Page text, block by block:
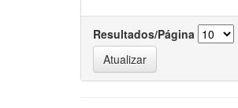
Resultados/Página